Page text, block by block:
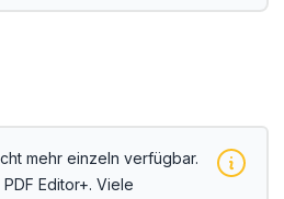
mehr einzeln verfügbar.
PDF Editor+. Viele